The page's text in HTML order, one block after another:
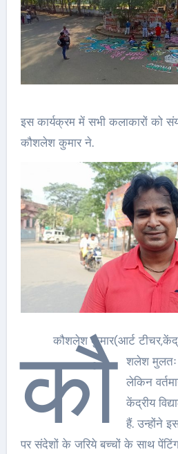
इस कार्यक्रम में सभी कलाकारों को
कौशलेश कुमार ने.
कौशलेश कुमार(आर्ट
कौ
शलेश मुलतः
लेकिन
केंद्रीय
हैं. उन्होंने
पर संदेशों के जरिये बच्चों के साथ पेंटिंग